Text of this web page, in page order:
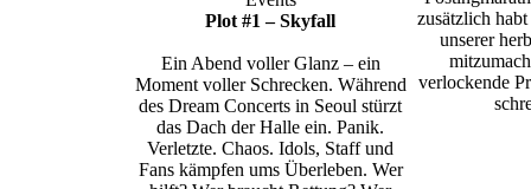
Plot #1 – Skyfall
Ein Abend voller Glanz – ein
Moment voller Schrecken. Während
des Dream Concerts in Seoul stürzt
das Dach der Halle ein. Panik.
Verletzte. Chaos. Idols, Staff und
Fans kämpfen ums Überleben. Wer
zusätzlich
unserer
verlockende